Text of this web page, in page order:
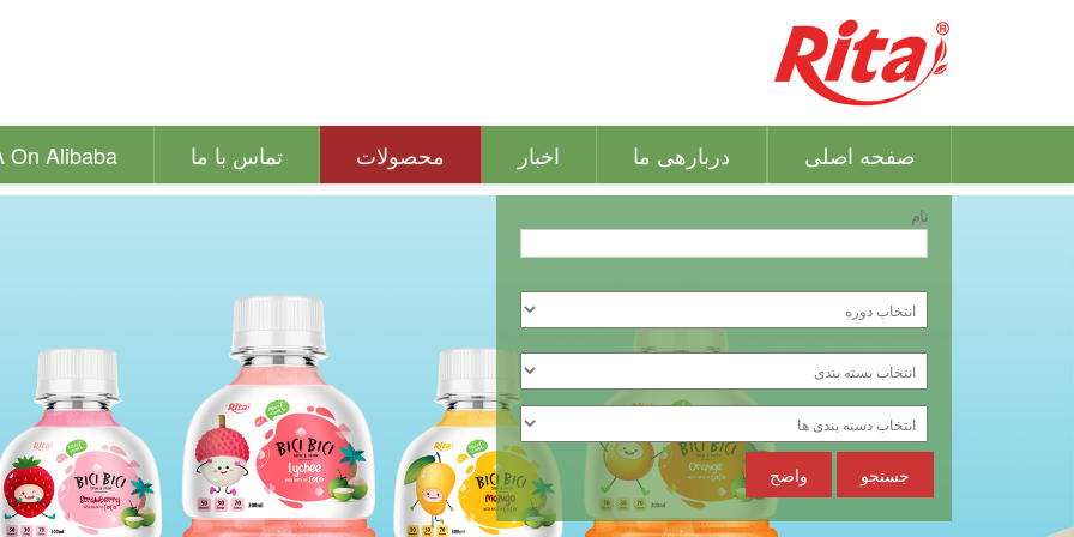
صفحه اصلی دربارهی ما اخبار محصولات تماس با ما On Alibaba
نام
جستجو واضح